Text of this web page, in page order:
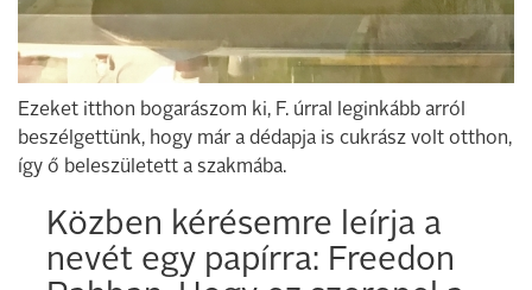
Ezeket itthon bogarászom ki, F. úrral leginkább arról
beszélgettünk, hogy már a dédapja is cukrász volt otthon,
így ő beleszületett a szakmába.
Közben kérésemre leírja a
nevét egy papírra: Freedon